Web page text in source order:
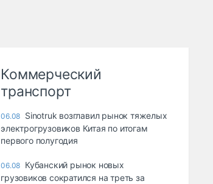
Коммерческий
транспорт
06.08 Sinotruk возглавил рынок тяжелых
электрогрузовиков Китая по итогам
первого полугодия
06.08 Кубанский рынок новых
грузовиков сократился на треть за